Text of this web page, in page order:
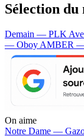
Sélection du
Demain — PLK
— Oboy AMBER
On aime
Notre Dame —